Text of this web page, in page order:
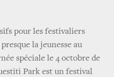
pour les festivaliers
la jeunesse au
spéciale le 4 octobre de
Park est un festival